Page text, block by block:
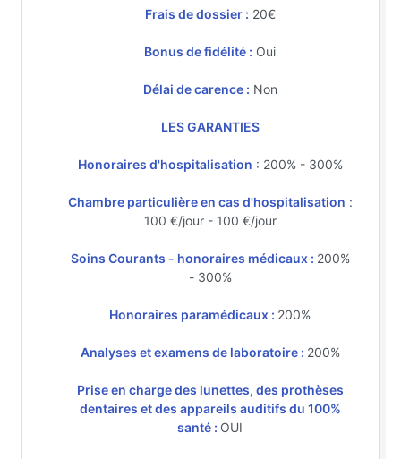
Frais de dossier : 20€
Bonus de fidélité : Oui
Délai de carence : Non
LES GARANTIES
Honoraires d'hospitalisation : 200% - 300%
Chambre particulière en cas d'hospitalisation :
100 €/jour - 100 €/jour
Soins Courants - honoraires médicaux : 200%
- 300%
Honoraires paramédicaux : 200%
Analyses et examens de laboratoire : 200%
Prise en charge des lunettes, des prothèses
dentaires et des appareils auditifs du 100%
santé : OUI